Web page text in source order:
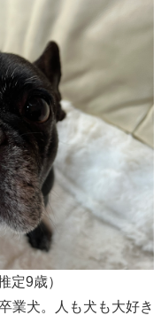
定9歳）
業犬。人も犬も大好き